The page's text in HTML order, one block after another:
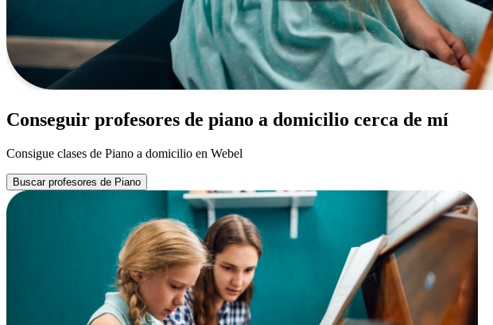
Conseguir profesores de piano a domicilio cerca de mí
Consigue clases de Piano a domicilio en Webel
Buscar profesores de Piano